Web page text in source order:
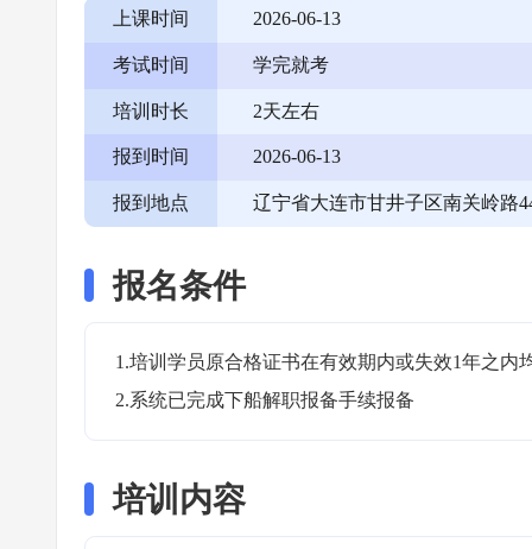
上课时间 2026-06-13
考试时间 学完就考
培训时长 2天左右
报到时间 2026-06-13
报到地点 辽宁省大连市甘井子区南关岭路
报名条件
1.培训学员原合格证书在有效期内或失效1年之内
2.系统已完成下船解职报备手续报备
培训内容